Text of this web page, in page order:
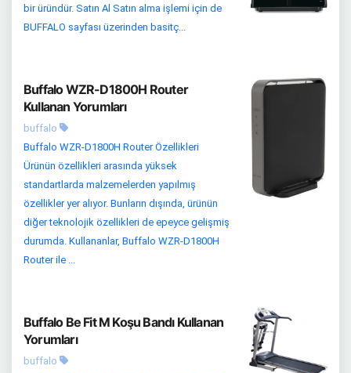
bir üründür. Satın Al Satın alma işlemi için de
BUFFALO sayfası üzerinden basitç...
Buffalo WZR-D1800H Router
Kullanan Yorumları
buffalo
Buffalo WZR-D1800H Router Özellikleri
Ürünün özellikleri arasında yüksek
standartlarda malzemelerden yapılmış
özellikler yer alıyor. Bunların dışında, ürünün
diğer teknolojik özellikleri de epeyce gelişmiş
durumda. Kullananlar, Buffalo WZR-D1800H
Router ile ...
Buffalo Be Fit M Koşu Bandı Kullanan
Yorumları
buffalo